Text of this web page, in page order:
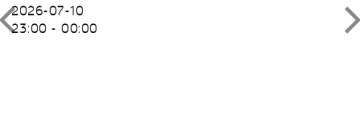
2026-07-10
23:00 - 00:00